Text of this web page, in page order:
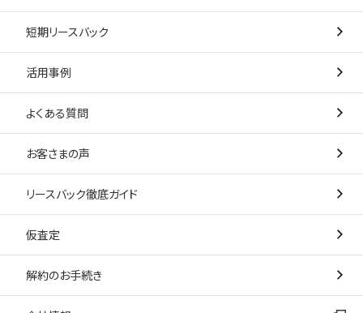
短期リースバック
活用事例
よくある質問
お客さまの声
リースバック徹底ガイド
仮査定
解約のお手続き